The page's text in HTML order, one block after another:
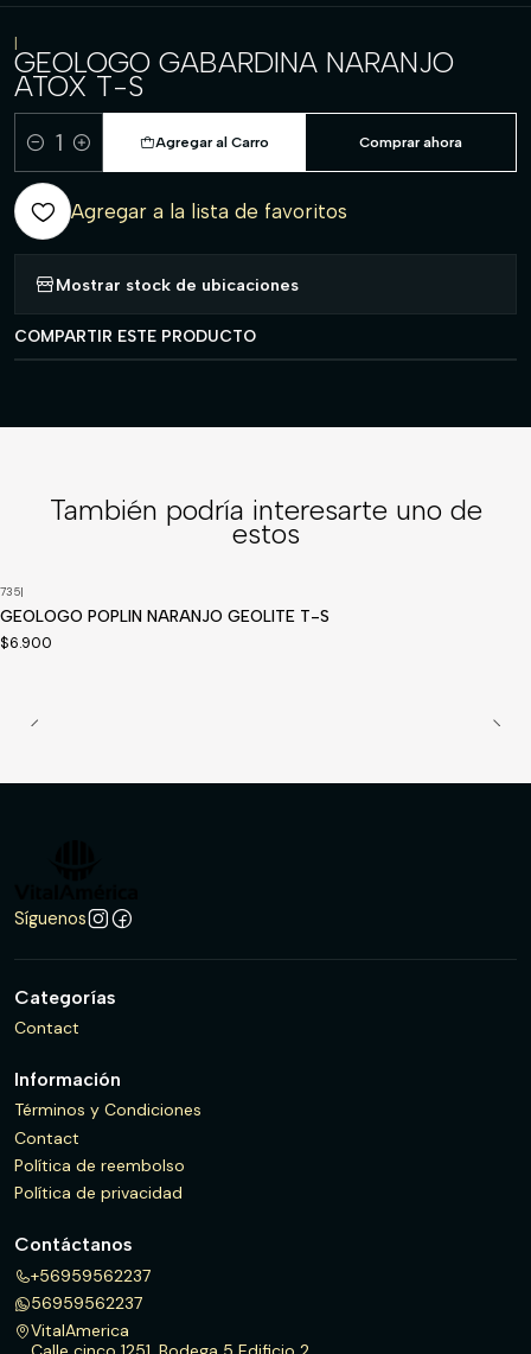
|
GEOLOGO GABARDINA NARANJO
ATOX T-S
Cantidad
Agregar al Carro Comprar ahora
Agregar a la lista de favoritos
Mostrar stock de ubicaciones
COMPARTIR ESTE PRODUCTO
También podría interesarte uno de
estos
735|
GEOLOGO POPLIN NARANJO GEOLITE T-S
$6.900
Síguenos
Categorías
Contact
Información
Términos y Condiciones
Contact
Política de reembolso
Política de privacidad
Contáctanos
+56959562237
56959562237
VitalAmerica